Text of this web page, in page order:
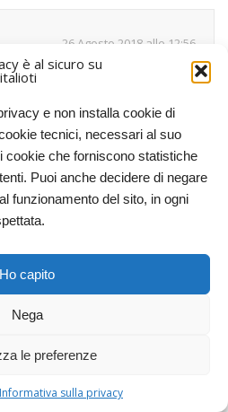
è al sicuro su
e non installa cookie di
tecnici, necessari al suo
cookie che forniscono statistiche
Puoi anche decidere di negare
funzionamento del sito, in ogni
Ho capito
Nega
le preferenze
Informativa sulla privacy
26 Agosto 2018 alle 12:56
di Ghostbusters era inevitabile
e non li molla perché, come
un giorno di tornare a
In più ci si mette Netflix
possibile e che a volte fa
in Europa dell’est, con
per gli spettatori.
4 Gennaio 2019 alle 18:12